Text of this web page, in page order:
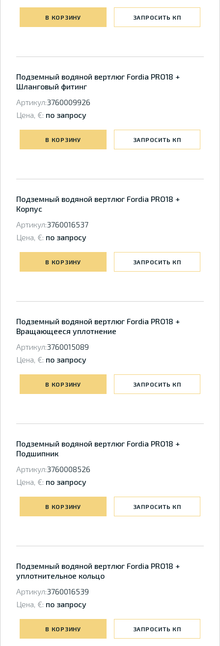
В КОРЗИНУ ЗАПРОСИТЬ КП
Подземный водяной вертлюг Fordia PRO18 +
Шланговый фитинг
Артикул:3760009926
Цена, €: по запросу
В КОРЗИНУ ЗАПРОСИТЬ КП
Подземный водяной вертлюг Fordia PRO18 +
Корпус
Артикул:3760016537
Цена, €: по запросу
В КОРЗИНУ ЗАПРОСИТЬ КП
Подземный водяной вертлюг Fordia PRO18 +
Вращающееся уплотнение
Артикул:3760015089
Цена, €: по запросу
В КОРЗИНУ ЗАПРОСИТЬ КП
Подземный водяной вертлюг Fordia PRO18 +
Подшипник
Артикул:3760008526
Цена, €: по запросу
В КОРЗИНУ ЗАПРОСИТЬ КП
Подземный водяной вертлюг Fordia PRO18 +
уплотнительное кольцо
Артикул:3760016539
Цена, €: по запросу
В КОРЗИНУ ЗАПРОСИТЬ КП